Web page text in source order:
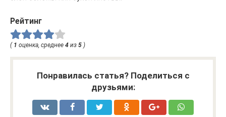
Рейтинг
( 1 оценка, среднее 4 из 5 )
Понравилась статья? Поделиться с
друзьями: